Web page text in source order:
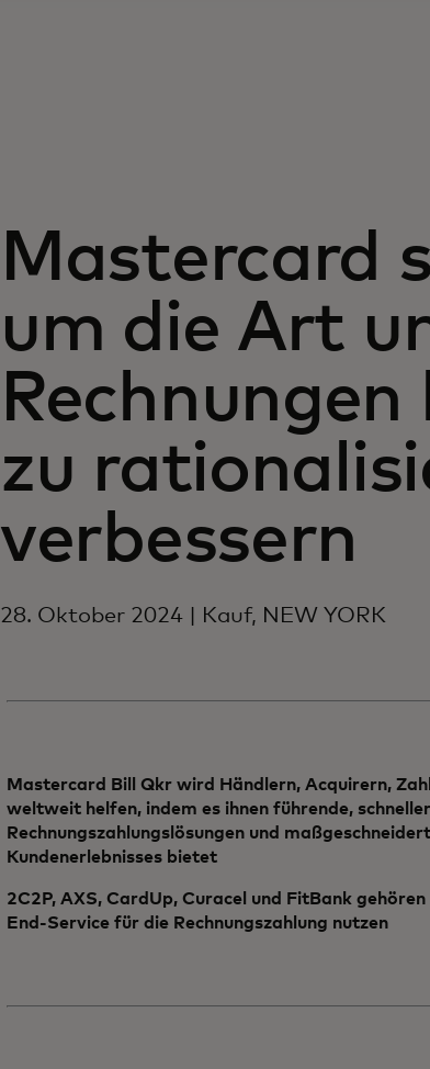
Mastercard
um die Art
zu
verbessern
28. Oktober 2024 | Kauf, NEW YORK
Mastercard Bill Qkr wird Händlern, Acquirern,
weltweit helfen, indem es ihnen führende,
Rechnungszahlungslösungen und
Kundenerlebnisses bietet
2C2P, AXS, CardUp, Curacel und FitBank
End-Service für die Rechnungszahlung nutzen